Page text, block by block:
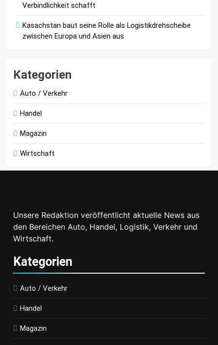
Verbindlichkeit schafft
Kasachstan baut seine Rolle als Logistikdrehscheibe
zwischen Europa und Asien aus
Kategorien
Auto / Verkehr
Handel
Magazin
Wirtschaft
Unsere Redaktion veröffentlicht aktuelle News aus
den Bereichen Auto, Handel, Logistik, Verkehr und
Wirtschaft.
Kategorien
Auto / Verkehr
Handel
Magazin